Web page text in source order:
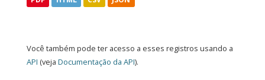
Você também pode ter acesso a esses registros usando a
API (veja Documentação da API).